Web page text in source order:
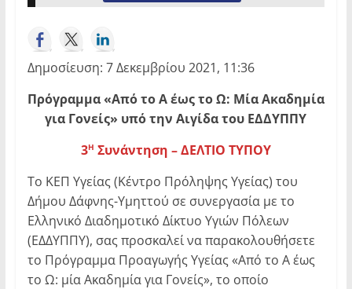
Δημοσίευση: 7 Δεκεμβρίου 2021, 11:36
Πρόγραμμα «Από το Α έως το Ω: Μία Ακαδημία
για Γονείς» υπό την Αιγίδα του ΕΔΔΥΠΠΥ
3Η Συνάντηση – ΔΕΛΤΙΟ ΤΥΠΟΥ
Το ΚΕΠ Υγείας (Κέντρο Πρόληψης Υγείας) του
Δήμου Δάφνης-Υμηττού σε συνεργασία με το
Ελληνικό Διαδημοτικό Δίκτυο Υγιών Πόλεων
(ΕΔΔΥΠΠΥ), σας προσκαλεί να παρακολουθήσετε
το Πρόγραμμα Προαγωγής Υγείας «Από το Α έως
το Ω: μία Ακαδημία για Γονείς», το οποίο